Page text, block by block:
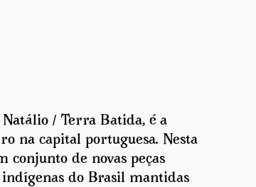
/ Terra Batida, é a
na capital portuguesa. Nesta
conjunto de novas peças
do Brasil mantidas